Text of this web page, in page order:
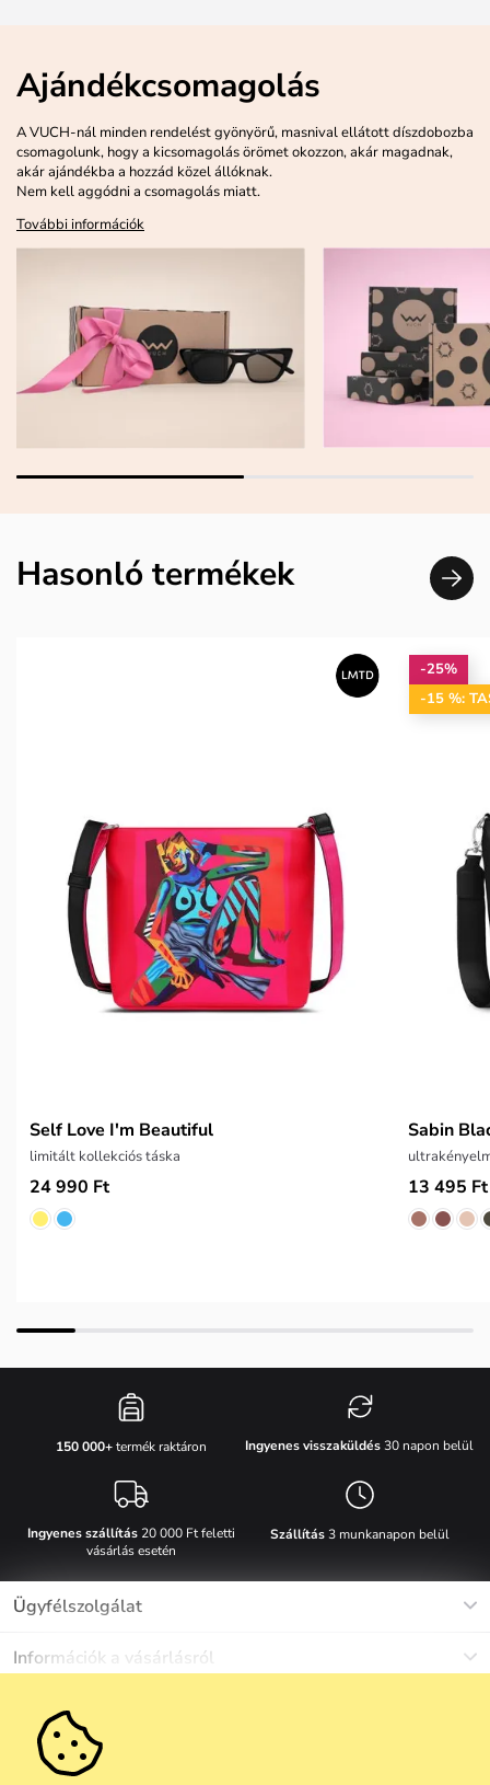
Ajándékcsomagolás
A VUCH-nál minden rendelést gyönyörű, masnival ellátott díszdobozba
csomagolunk, hogy a kicsomagolás örömet okozzon, akár magadnak,
akár ajándékba a hozzád közel állóknak.
Nem kell aggódni a csomagolás miatt.
További információk
Hasonló termékek
Self Love I'm Beautiful
limitált kollekciós táska
24 990 Ft
-25%
-15 %:
Sabin
13 495 Ft
150 000+termék raktáron Ingyenes visszaküldés30 napon belül
Ingyenes szállítás20 000 Ft feletti
vásárlás esetén
Szállítás3 munkanapon belül
Ügyfélszolgálat
+36 1 808 9989
Információk a vásárlásról
Gyakori kérdések
Anyagok és karbantartás
Egyéb információk
Rólunk
Karrier
Ne maradj le semmiről!